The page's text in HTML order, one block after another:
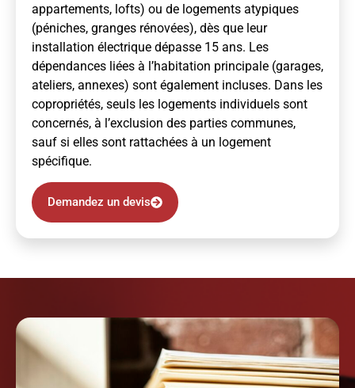
appartements, lofts) ou de logements atypiques
(péniches, granges rénovées), dès que leur
installation électrique dépasse 15 ans. Les
dépendances liées à l’habitation principale (garages,
ateliers, annexes) sont également incluses. Dans les
copropriétés, seuls les logements individuels sont
concernés, à l’exclusion des parties communes,
sauf si elles sont rattachées à un logement
spécifique.
Demandez un devis